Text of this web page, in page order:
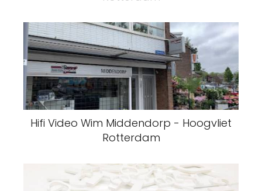
Hifi Video Wim Middendorp - Hoogvliet
Rotterdam